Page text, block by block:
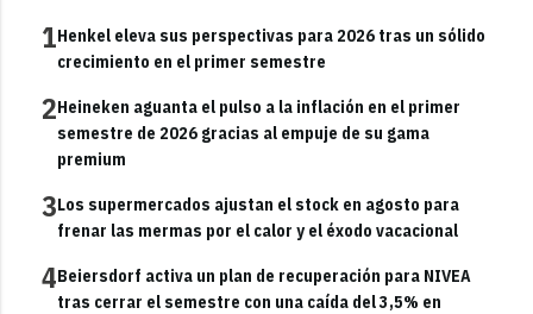
1Henkel eleva sus perspectivas para 2026 tras un sólido
crecimiento en el primer semestre
2Heineken aguanta el pulso a la inflación en el primer
semestre de 2026 gracias al empuje de su gama
premium
3Los supermercados ajustan el stock en agosto para
frenar las mermas por el calor y el éxodo vacacional
4Beiersdorf activa un plan de recuperación para NIVEA
tras cerrar el semestre con una caída del 3,5% en